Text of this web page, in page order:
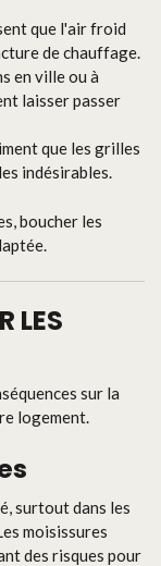
que l'air froid
de chauffage.
en ville ou à
laisser passer
que les grilles
indésirables.
boucher les
LES
sur la
logement.
surtout dans les
moisissures
des risques pour